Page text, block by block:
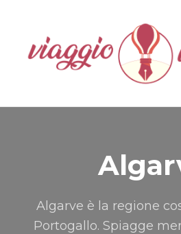
Algarve è la regione
Portogallo. Spiagge